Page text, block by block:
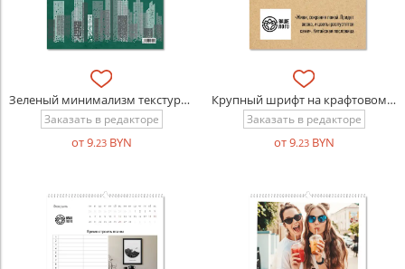
Зеленый минимализм текстура с цитатами
Заказать в редакторе
от 9.23BYN
Крупный шрифт на крафтовом фоне
Заказать в редакторе
от 9.23BYN